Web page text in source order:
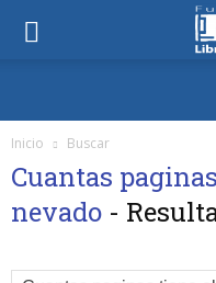
Inicio Buscar
Cuantas
nevado -